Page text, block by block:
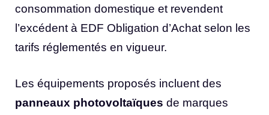
consommation domestique et revendent
l’excédent à EDF Obligation d’Achat selon les
tarifs réglementés en vigueur.
Les équipements proposés incluent des
panneaux photovoltaïques de marques